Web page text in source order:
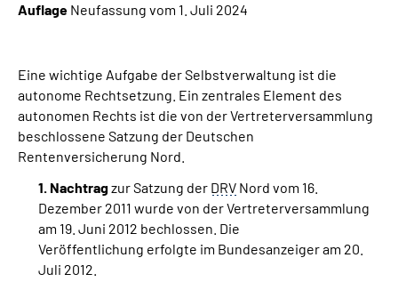
Karriere
Über uns
Online-Services
Inhalte in Gebärdensprache (DGS)
Leichte Sprache
Suche
Auflage Neufassung vom 1. Juli 2024
Eine wichtige Aufgabe der Selbstverwaltung ist die
autonome Rechtsetzung. Ein zentrales Element des
autonomen Rechts ist die von der Vertreterversammlung
beschlossene Satzung der Deutschen
Rentenversicherung Nord.
1. Nachtragzur Satzung der DRV Nord vom 16.
Dezember 2011 wurde von der Vertreterversammlung
am 19. Juni 2012 bechlossen. Die
Veröffentlichung erfolgte im Bundesanzeiger am 20.
Juli 2012.